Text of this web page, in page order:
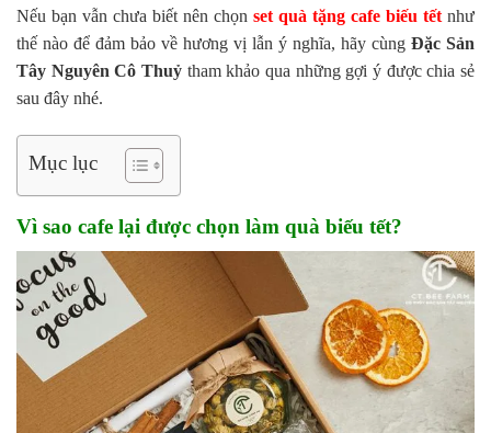
Nếu bạn vẫn chưa biết nên chọn set quà tặng cafe biếu tết như
thế nào để đảm bảo về hương vị lẫn ý nghĩa, hãy cùng Đặc Sản
Tây Nguyên Cô Thuỷ tham khảo qua những gợi ý được chia sẻ
sau đây nhé.
Mục lục
Vì sao cafe lại được chọn làm quà biếu tết?